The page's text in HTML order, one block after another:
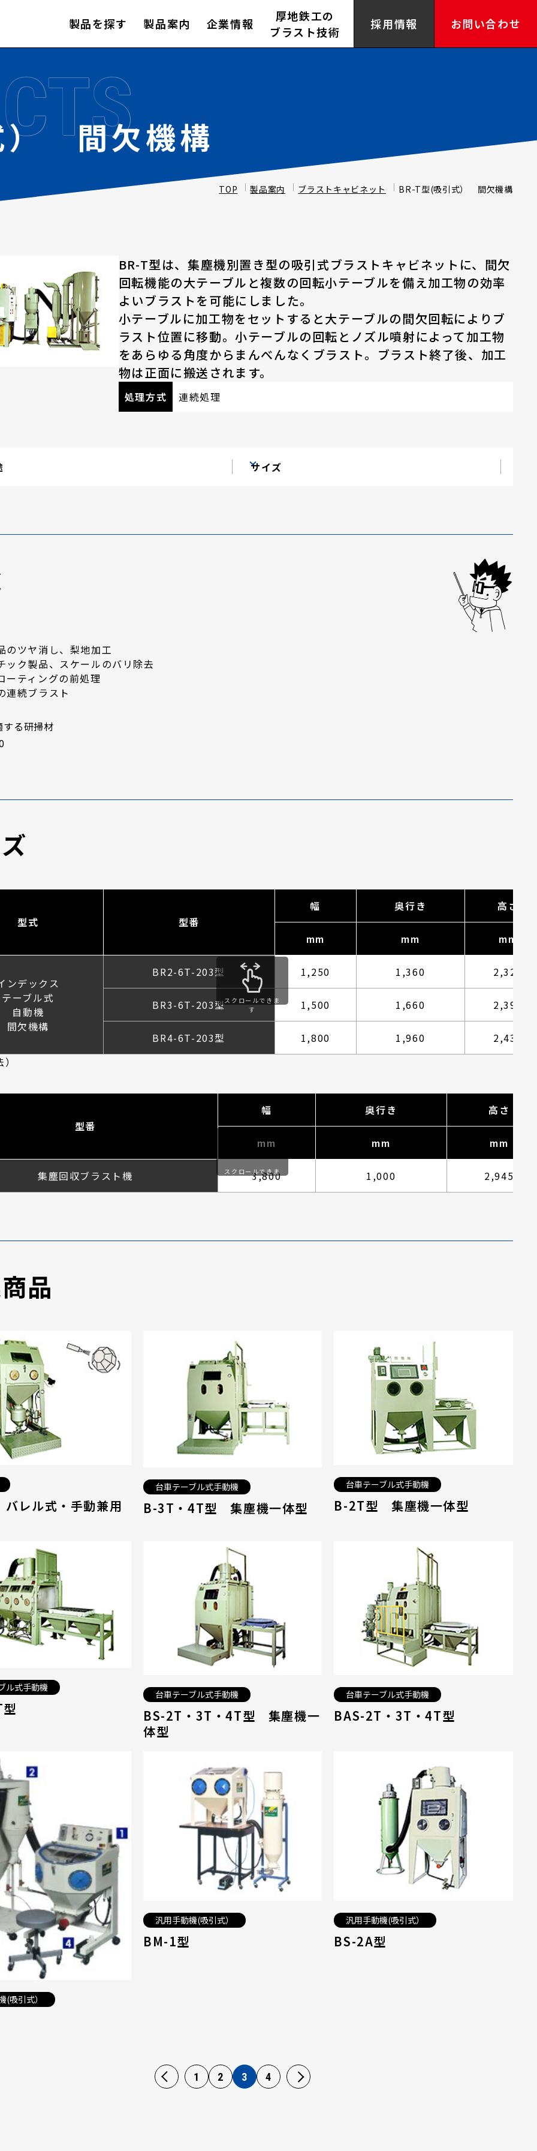
製品を探す 製品案内 企業情報
厚地鉄工の
ブラスト技術
採用情報 お問い合わせ
） 間欠機構
TOP 製品案内 ブラストキャビネット BR-T型(吸引式） 間欠機構
BR-T型は、集塵機別置き型の吸引式ブラストキャビネットに、間欠
回転機能の大テーブルと複数の回転小テーブルを備え加工物の効率
よいブラストを可能にしました。
小テーブルに加工物をセットすると大テーブルの間欠回転によりブ
ラスト位置に移動。小テーブルの回転とノズル噴射によって加工物
をあらゆる角度からまんべんなくブラスト。ブラスト終了後、加工
物は正面に搬送されます。
処理方式 連続処理
サイズ
のツヤ消し、梨地加工
ック製品、スケールのバリ除去
ーティングの前処理
連続ブラスト
る研掃材
型式 型番
幅 奥行き 高さ
mm mm mm
ンデックス
テーブル式
自動機
間欠機構
BR2-6T-203型 1,250 1,360 2,320
BR3-6T-203型 1,500 1,660 2,390
BR4-6T-203型 1,800 1,960 2,435
スクロールできま
す
型番
幅 奥行き 高さ
mm mm mm
集塵回収ブラスト機 3,800 1,000 2,945
スクロールできま
す
品
レル式・手動兼用
台車テーブル式手動機
B-3T・4T型 集塵機一体型
台車テーブル式手動機
B-2T型 集塵機一体型
ル式手動機
台車テーブル式手動機
BS-2T・3T・4T型 集塵機一
体型
台車テーブル式手動機
BAS-2T・3T・4T型
(吸引式）
汎用手動機(吸引式）
BM-1型
汎用手動機(吸引式）
BS-2A型
1 2 3 4